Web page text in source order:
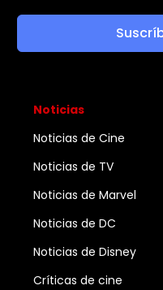
Noticias
Noticias de Cine
Noticias de TV
Noticias de Marvel
Noticias de DC
Noticias de Disney
Críticas de cine